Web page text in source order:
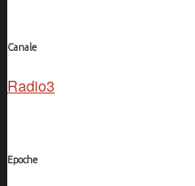
Canale
Radio3
Epoche